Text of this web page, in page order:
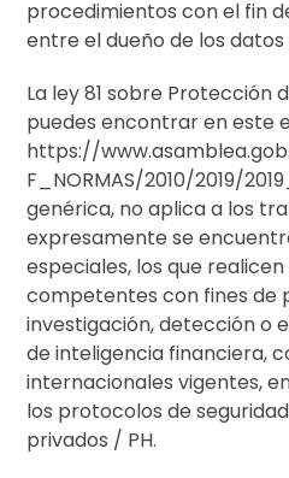
procedimientos con el fin
entre el dueño de los
La ley 81 sobre Protección
puedes encontrar en este
https://
F_NORMAS/2010/2019/
genérica, no aplica a los
expresamente se
especiales, los que
competentes con fines de
investigación, detección o
de inteligencia financiera,
internacionales vigentes,
los protocolos de
privados / PH.